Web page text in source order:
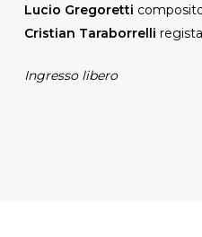
Lucio Gregoretti
Cristian Taraborrelli regista
Ingresso libero